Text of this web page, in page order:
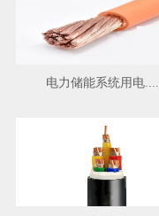
电力储能系统用电....